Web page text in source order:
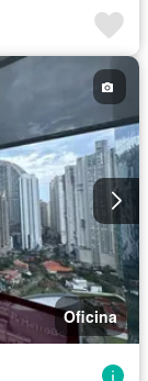
Oficina